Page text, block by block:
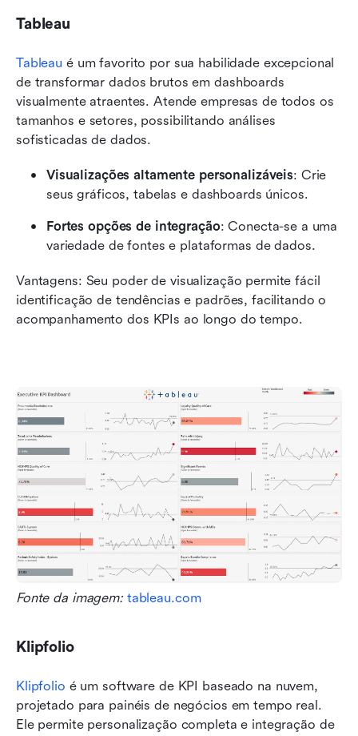
Tableau
Tableau é um favorito por sua habilidade excepcional
de transformar dados brutos em dashboards
visualmente atraentes. Atende empresas de todos os
tamanhos e setores, possibilitando análises
sofisticadas de dados.
Visualizações altamente personalizáveis: Crie
seus gráficos, tabelas e dashboards únicos.
Fortes opções de integração: Conecta-se a uma
variedade de fontes e plataformas de dados.
Vantagens: Seu poder de visualização permite fácil
identificação de tendências e padrões, facilitando o
acompanhamento dos KPIs ao longo do tempo.
Fonte da imagem: tableau.com
Klipfolio
Klipfolio é um software de KPI baseado na nuvem,
projetado para painéis de negócios em tempo real.
Ele permite personalização completa e integração de